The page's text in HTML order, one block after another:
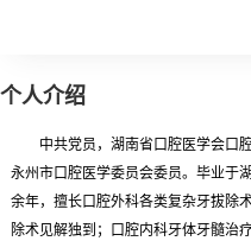
个人介绍
中共党员，湖南省口腔医学会口
永州市口腔医学委员会委员。毕业于
余年，擅长口腔外科各类复杂牙拔除
除术见解独到；口腔内科牙体牙髓治